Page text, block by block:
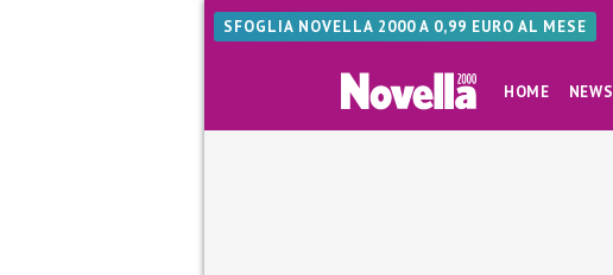
SFOGLIA NOVELLA 2000 A 0,99 EURO AL MESE
HOME NEWS